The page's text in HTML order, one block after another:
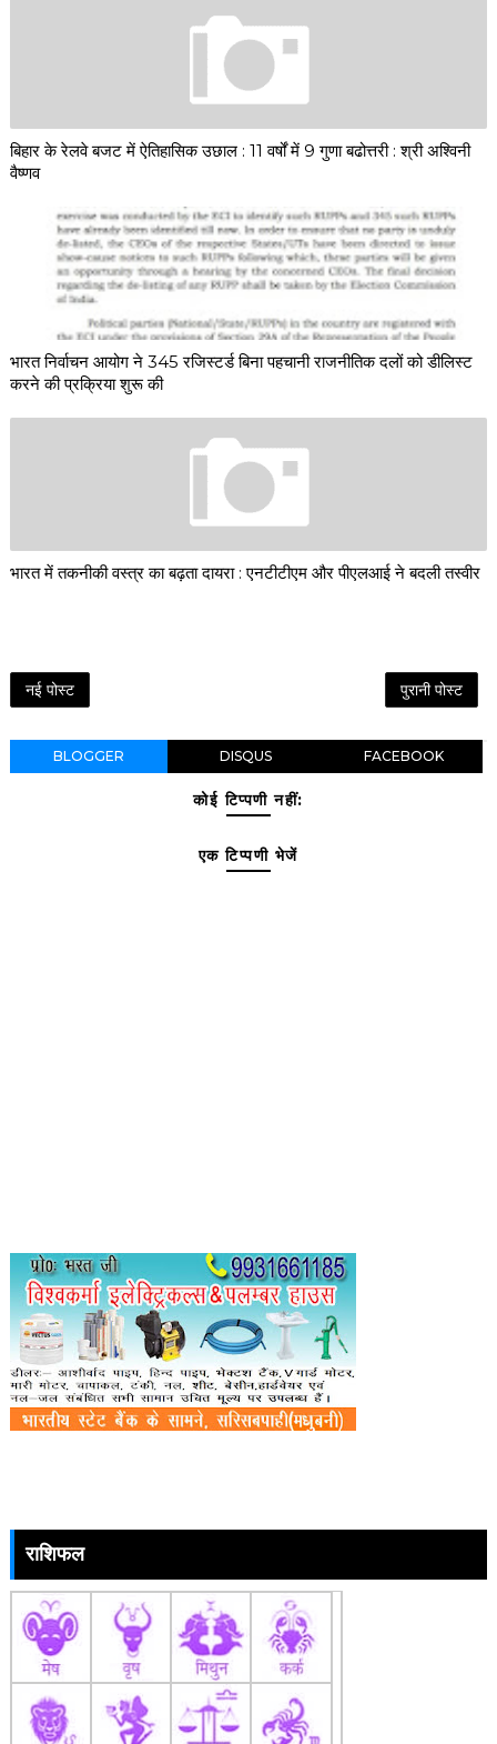
बिहार के रेलवे बजट में ऐतिहासिक उछाल : 11 वर्षों में 9 गुणा बढोत्तरी : श्री अश्विनी
वैष्णव
भारत निर्वाचन आयोग ने 345 रजिस्टर्ड बिना पहचानी राजनीतिक दलों को डीलिस्ट
करने की प्रक्रिया शुरू की
भारत में तकनीकी वस्त्र का बढ़ता दायरा : एनटीटीएम और पीएलआई ने बदली तस्वीर
नई पोस्ट पुरानी पोस्ट
BLOGGER DISQUS FACEBOOK
कोई टिप्पणी नहीं:
एक टिप्पणी भेजें
राशिफल